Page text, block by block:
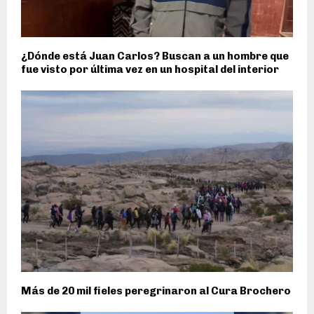
¿Dónde está Juan Carlos? Buscan a un hombre que
fue visto por última vez en un hospital del interior
Más de 20 mil fieles peregrinaron al Cura Brochero